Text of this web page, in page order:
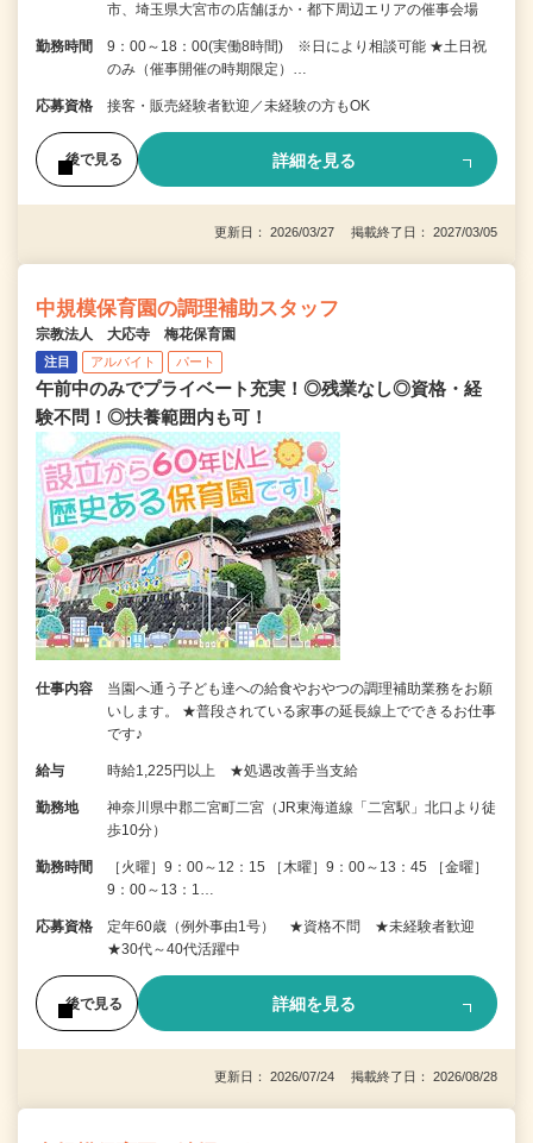
市、埼玉県大宮市の店舗ほか・都下周辺エリアの催事会場
勤務時間
9：00～18：00(実働8時間) ※日により相談可能 ★土日祝
のみ（催事開催の時期限定）…
応募資格 接客・販売経験者歓迎／未経験の方もOK
後で見る 詳細を見る
更新日： 2026/03/27 掲載終了日： 2027/03/05
中規模保育園の調理補助スタッフ
宗教法人 大応寺 梅花保育園
注目 アルバイト パート
午前中のみでプライベート充実！◎残業なし◎資格・経
験不問！◎扶養範囲内も可！
仕事内容
当園へ通う子ども達への給食やおやつの調理補助業務をお願
いします。 ★普段されている家事の延長線上でできるお仕事
です♪
給与 時給1,225円以上 ★処遇改善手当支給
勤務地
神奈川県中郡二宮町二宮（JR東海道線「二宮駅」北口より徒
歩10分）
勤務時間
［火曜］9：00～12：15 ［木曜］9：00～13：45 ［金曜］
9：00～13：1…
応募資格
定年60歳（例外事由1号） ★資格不問 ★未経験者歓迎
★30代～40代活躍中
後で見る 詳細を見る
更新日： 2026/07/24 掲載終了日： 2026/08/28